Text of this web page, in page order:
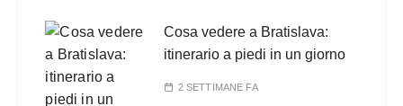
Cosa vedere a Bratislava:
itinerario a piedi in un giorno
2 SETTIMANE FA